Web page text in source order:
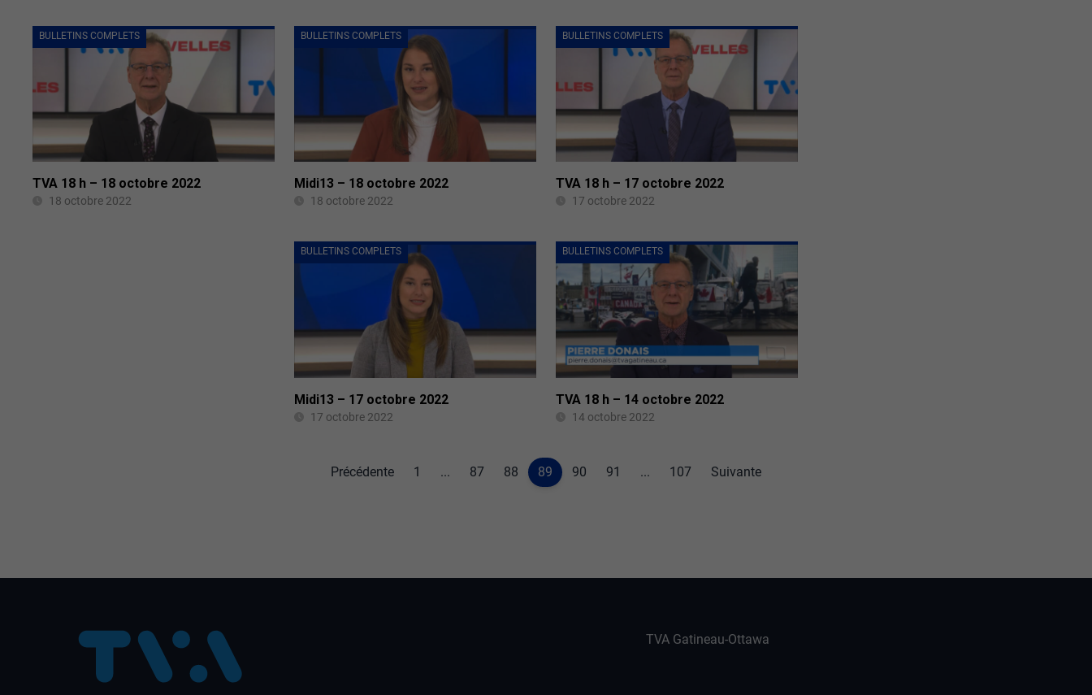
BULLETINS COMPLETS
TVA 18 h – 18 octobre 2022
18 octobre 2022
BULLETINS COMPLETS
Midi13 – 18 octobre 2022
18 octobre 2022
BULLETINS COMPLETS
TVA 18 h – 17 octobre 2022
17 octobre 2022
BULLETINS COMPLETS
Midi13 – 17 octobre 2022
17 octobre 2022
BULLETINS COMPLETS
TVA 18 h – 14 octobre 2022
14 octobre 2022
Précédente 1 ... 87 88 89 90 91 ... 107 Suivante
TVA Gatineau-Ottawa